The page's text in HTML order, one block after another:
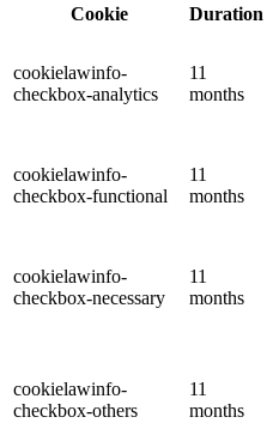
Cookie
Duration
cookielawinfo-
checkbox-analytics
11
months
cookielawinfo-
checkbox-functional
11
months
cookielawinfo-
checkbox-necessary
11
months
cookielawinfo-
checkbox-others
11
months